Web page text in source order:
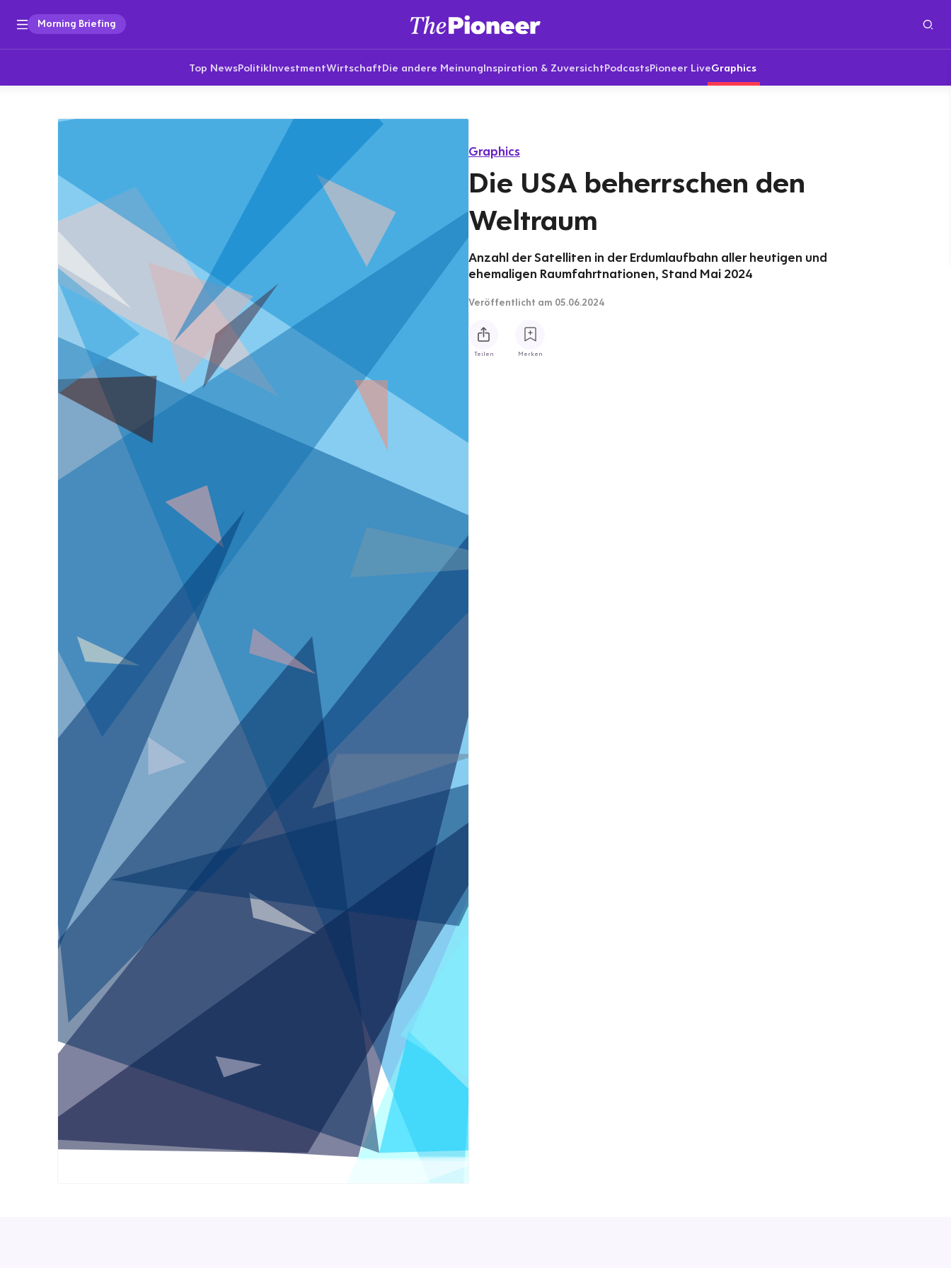
Morning Briefing
Top NewsPolitikInvestmentWirtschaftDie andere MeinungInspiration & ZuversichtPodcastsPioneer LiveGraphics
Graphics
Die USA beherrschen den
Weltraum
Anzahl der Satelliten in der Erdumlaufbahn aller heutigen und
ehemaligen Raumfahrtnationen, Stand Mai 2024
Veröffentlicht am 05.06.2024
Teilen Merken